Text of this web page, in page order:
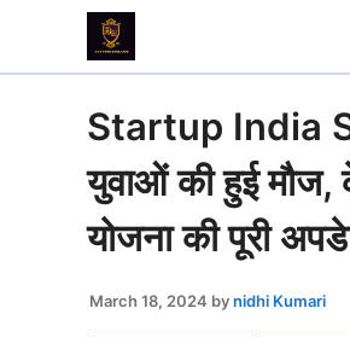
content
Startup India
युवाओं की हुई
योजना की पूरी
March 18, 2024 bynidhi Kumari